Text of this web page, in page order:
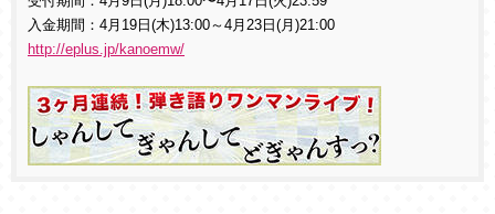
入金期間：4月19日(木)13:00～4月23日(月)21:00
http://eplus.jp/kanoemw/